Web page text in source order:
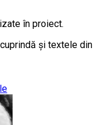
în proiect.
și textele din